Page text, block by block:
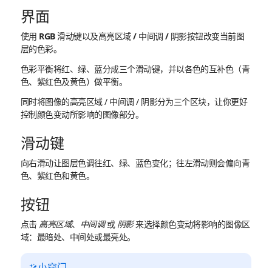
界面
使用 RGB 滑动键以及高亮区域 / 中间调 / 阴影按钮改变当前图
层的色彩。
色彩平衡将红、绿、蓝分成三个滑动键，并以各色的互补色（青
色、紫红色及黄色）做平衡。
同时将图像的高亮区域 / 中间调 / 阴影分为三个区块，让你更好
控制颜色变动所影响的图像部分。
滑动键
向右滑动让图层色调往红、绿、蓝色变化；往左滑动则会偏向青
色、紫红色和黄色。
按钮
点击 高亮区域、 中间调或 阴影来选择颜色变动将影响的图像区
域：最暗处、中间处或最亮处。